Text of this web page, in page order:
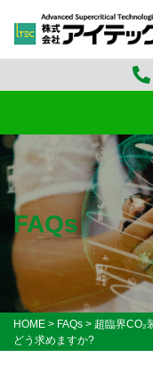
FAQs
HOME > FAQs > 超臨界CO₂
どう求めますか?